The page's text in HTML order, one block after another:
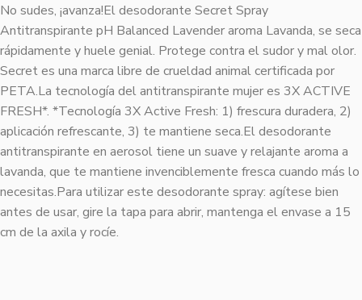
No sudes, ¡avanza!El desodorante Secret Spray
Antitranspirante pH Balanced Lavender aroma Lavanda, se seca
rápidamente y huele genial. Protege contra el sudor y mal olor.
Secret es una marca libre de crueldad animal certificada por
PETA.La tecnología del antitranspirante mujer es 3X ACTIVE
FRESH*. *Tecnología 3X Active Fresh: 1) frescura duradera, 2)
aplicación refrescante, 3) te mantiene seca.El desodorante
antitranspirante en aerosol tiene un suave y relajante aroma a
lavanda, que te mantiene invenciblemente fresca cuando más lo
necesitas.Para utilizar este desodorante spray: agítese bien
antes de usar, gire la tapa para abrir, mantenga el envase a 15
cm de la axila y rocíe.